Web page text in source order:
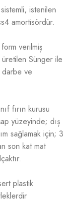
istenilen
amortisördür.
verilmiș
Sünger ile
darbe ve
fırın kurusu
yüzeyinde; dıș
sağlamak için; 3
son kat mat
plastik